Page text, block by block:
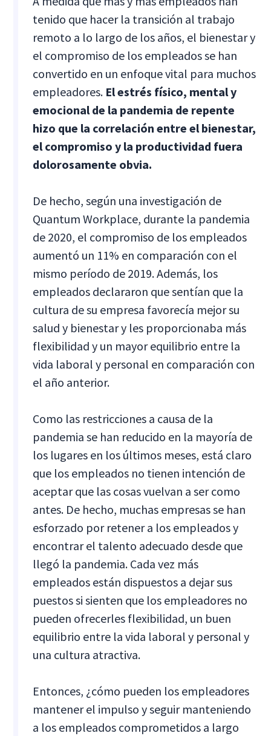
tenido que hacer la transición al trabajo
remoto a lo largo de los años, el bienestar y
el compromiso de los empleados se han
convertido en un enfoque vital para muchos
empleadores. El estrés físico, mental y
emocional de la pandemia de repente
hizo que la correlación entre el bienestar,
el compromiso y la productividad fuera
dolorosamente obvia.
De hecho, según una investigación de
Quantum Workplace, durante la pandemia
de 2020, el compromiso de los empleados
aumentó un 11% en comparación con el
mismo período de 2019. Además, los
empleados declararon que sentían que la
cultura de su empresa favorecía mejor su
salud y bienestar y les proporcionaba más
flexibilidad y un mayor equilibrio entre la
vida laboral y personal en comparación con
el año anterior.
Como las restricciones a causa de la
pandemia se han reducido en la mayoría de
los lugares en los últimos meses, está claro
que los empleados no tienen intención de
aceptar que las cosas vuelvan a ser como
antes. De hecho, muchas empresas se han
esforzado por retener a los empleados y
encontrar el talento adecuado desde que
llegó la pandemia. Cada vez más
empleados están dispuestos a dejar sus
puestos si sienten que los empleadores no
pueden ofrecerles flexibilidad, un buen
equilibrio entre la vida laboral y personal y
una cultura atractiva.
Entonces, ¿cómo pueden los empleadores
mantener el impulso y seguir manteniendo
a los empleados comprometidos a largo